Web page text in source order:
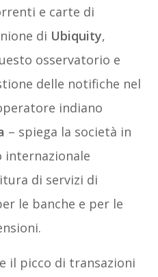
e carte di
di Ubiquity,
osservatorio e
delle notifiche nel
indiano
– spiega la società in
internazionale
di servizi di
le banche e per le
il picco di transazioni